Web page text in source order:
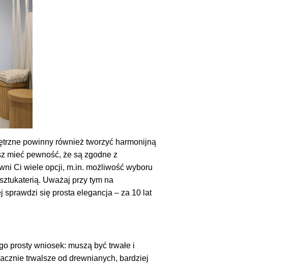
powinny również tworzyć harmonijną
mieć pewność, że są zgodne z
Ci wiele opcji, m.in. możliwość wyboru
Uważaj przy tym na
się prosta elegancja – za 10 lat
prosty wniosek: muszą być trwałe i
trwalsze od drewnianych, bardziej